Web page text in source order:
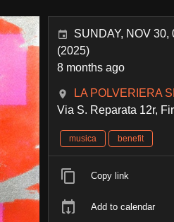
SUNDAY, NOV 30,
(2025)
8 months ago
LA POLVERIERA
Via S. Reparata 12r,
musica benefit
Copy link
Add to calendar